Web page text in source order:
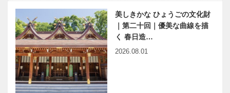
美しきかな ひょうごの文化財
｜第二十回｜優美な曲線を描
く 春日造…
2026.08.01